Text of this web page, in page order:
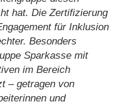
hat. Die Zertifizierung
für Inklusion
Besonders
Sparkasse mit
im Bereich
– getragen von
und